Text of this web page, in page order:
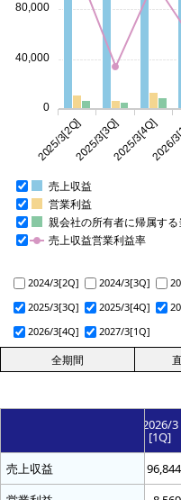
売上収益
営業利益
親会社の所有者に帰属する
売上収益営業利益率
2025/3[2Q]2025/3[3Q]2025/3[4Q]
0
40,000
80,000
2024/3[2Q] 2024/3[3Q]
2025/3[3Q]
2025/3[4Q]
2026/3[4Q]
2027/3[1Q]
2026/3
[1Q]
売上収益93,233 96,844